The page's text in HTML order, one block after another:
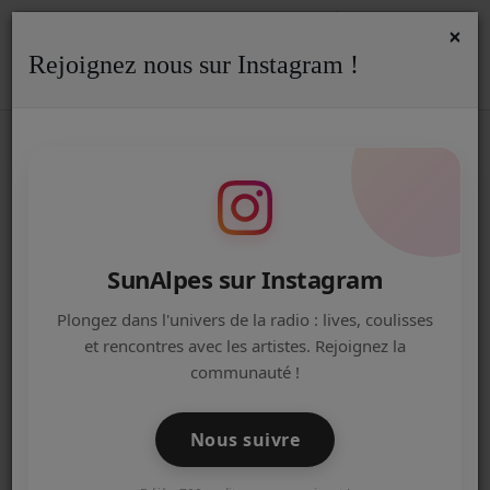
ACTUALITÉS DE LA RADIO
EQUIPE
ARTISTES
NOS PARTENAIRES
×
Rejoignez nous sur Instagram !
SunAlpes sur Instagram
Plongez dans l'univers de la radio : lives, coulisses
et rencontres avec les artistes. Rejoignez la
communauté !
Nous suivre